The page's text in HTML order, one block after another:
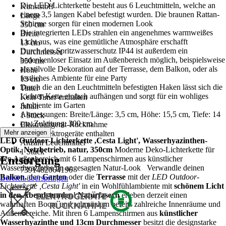
Kunststoff
Länge
350 cm
Breite
13 cm
Durchmesser
350 cm
Höhe
13 cm
Timer
Kein Timer enthalten
Inhalt
1 Stück
Elektroaltgerät-Rücknahme
Keine Elektrogeräte enthalten
Anzahl Leuchtmittel
1 Stück
EAN
7391482064196
Die LED-Lichterkette besteht aus 6 Leuchtmitteln, welche an
einem 3,5 langen Kabel befestigt wurden. Die braunen Rattan-
Schirme sorgen für einen modernen Look
Die integrierten LEDs strahlen ein angenehmes warmweißes
Licht aus, was eine gemütliche Atmosphäre erschafft
Durch den Spritzwasserschutz IP44 ist außerdem ein
bedenkenloser Einsatz im Außenbereich möglich, beispielsweise
als stilvolle Dekoration auf der Terrasse, dem Balkon, oder als
festliches Ambiente für eine Party
Durch die an den Leuchtmitteln befestigten Haken lässt sich die
Lichter-Kette einfach aufhängen und sorgt für ein wohliges
Ambiente im Garten
Abmessungen: Breite/Länge: 3,5 cm, Höhe: 15,5 cm, Tiefe: 14
cm, Zuleitung: 300 cm
LED Outdoor-Lichterkette ,Cesta Light', Wasserhyazinthen-
Optik, Netzbetrieb, natur, 350cm Moderne Deko-Lichterkette für
den Außenbereich mit 6 Lampenschirmen aus künstlicher
Wasserhyazinthe im angesagten Natur-Look Verwandle deinen
Balkon,denGartenoder die Terrasse mit der LED Outdoor-
Lichterkette ,Cesta Light'in ein Wohlfühlambiente mit schönem Licht
in den Abendstunden!Naturfasernerleben derzeit einen
wahrhaften Boom und schmücken bereits zahlreiche Innenräume und
Außenbereiche. Mit ihren 6 Lampenschirmen aus künstlicher
Wasserhyazinthe und 13cm Durchmesser besitzt die designstarke
Mehr anzeigen
Entsorgung
Bereich überspringen